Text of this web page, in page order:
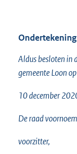
Ondertekening
Aldus besloten in
gemeente Loon
10 december
De raad
voorzitter,